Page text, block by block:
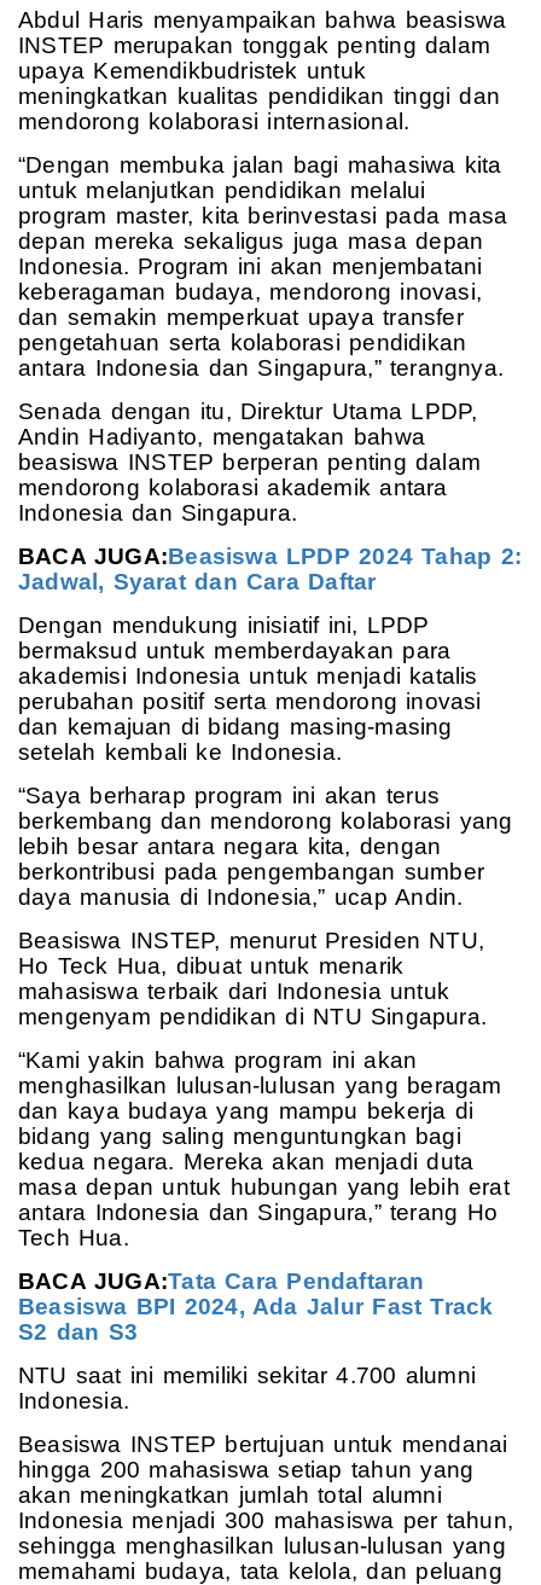
Abdul Haris menyampaikan bahwa beasiswa
INSTEP merupakan tonggak penting dalam
upaya Kemendikbudristek untuk
meningkatkan kualitas pendidikan tinggi dan
mendorong kolaborasi internasional.
“Dengan membuka jalan bagi mahasiwa kita
untuk melanjutkan pendidikan melalui
program master, kita berinvestasi pada masa
depan mereka sekaligus juga masa depan
Indonesia. Program ini akan menjembatani
keberagaman budaya, mendorong inovasi,
dan semakin memperkuat upaya transfer
pengetahuan serta kolaborasi pendidikan
antara Indonesia dan Singapura,” terangnya.
Senada dengan itu, Direktur Utama LPDP,
Andin Hadiyanto, mengatakan bahwa
beasiswa INSTEP berperan penting dalam
mendorong kolaborasi akademik antara
Indonesia dan Singapura.
BACA JUGA:Beasiswa LPDP 2024 Tahap 2:
Jadwal, Syarat dan Cara Daftar
Dengan mendukung inisiatif ini, LPDP
bermaksud untuk memberdayakan para
akademisi Indonesia untuk menjadi katalis
perubahan positif serta mendorong inovasi
dan kemajuan di bidang masing-masing
setelah kembali ke Indonesia.
“Saya berharap program ini akan terus
berkembang dan mendorong kolaborasi yang
lebih besar antara negara kita, dengan
berkontribusi pada pengembangan sumber
daya manusia di Indonesia,” ucap Andin.
Beasiswa INSTEP, menurut Presiden NTU,
Ho Teck Hua, dibuat untuk menarik
mahasiswa terbaik dari Indonesia untuk
mengenyam pendidikan di NTU Singapura.
“Kami yakin bahwa program ini akan
menghasilkan lulusan-lulusan yang beragam
dan kaya budaya yang mampu bekerja di
bidang yang saling menguntungkan bagi
kedua negara. Mereka akan menjadi duta
masa depan untuk hubungan yang lebih erat
antara Indonesia dan Singapura,” terang Ho
Tech Hua.
BACA JUGA:Tata Cara Pendaftaran
Beasiswa BPI 2024, Ada Jalur Fast Track
S2 dan S3
NTU saat ini memiliki sekitar 4.700 alumni
Indonesia.
Beasiswa INSTEP bertujuan untuk mendanai
hingga 200 mahasiswa setiap tahun yang
akan meningkatkan jumlah total alumni
Indonesia menjadi 300 mahasiswa per tahun,
sehingga menghasilkan lulusan-lulusan yang
memahami budaya, tata kelola, dan peluang